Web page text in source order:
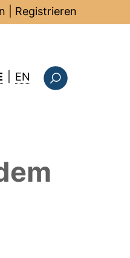
Registrieren
EN : this page in